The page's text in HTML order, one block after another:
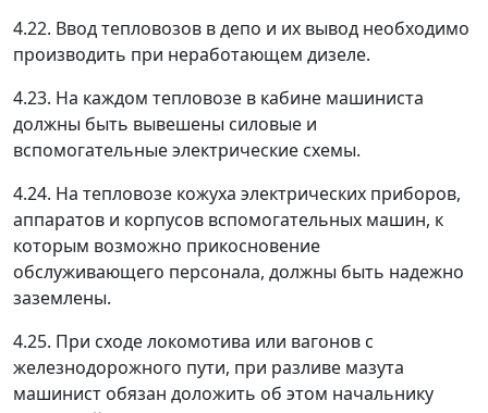
4.22. Ввод тепловозов в депо и их вывод необходимо
производить при неработающем дизеле.
4.23. На каждом тепловозе в кабине машиниста
должны быть вывешены силовые и
вспомогательные электрические схемы.
4.24. На тепловозе кожуха электрических приборов,
аппаратов и корпусов вспомогательных машин, к
которым возможно прикосновение
обслуживающего персонала, должны быть надежно
заземлены.
4.25. При сходе локомотива или вагонов с
железнодорожного пути, при разливе мазута
машинист обязан доложить об этом начальнику